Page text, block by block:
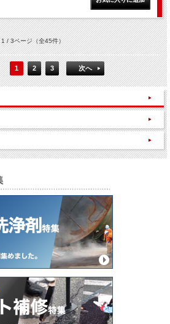
1 / 3ページ（全45件）
1 2 3 次へ